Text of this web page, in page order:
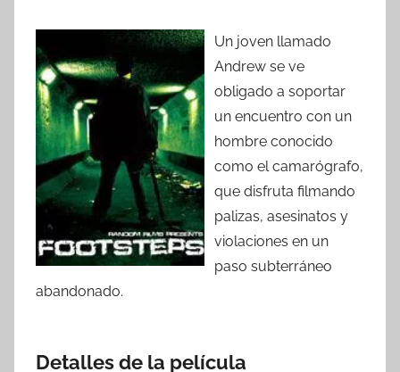
Un joven llamado
Andrew se ve
obligado a soportar
un encuentro con un
hombre conocido
como el camarógrafo,
que disfruta filmando
palizas, asesinatos y
violaciones en un
paso subterráneo
abandonado.
Detalles de la película